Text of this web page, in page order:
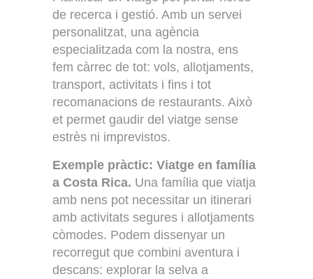
de recerca i gestió. Amb un servei
personalitzat, una agència
especialitzada com la nostra, ens
fem càrrec de tot: vols, allotjaments,
transport, activitats i fins i tot
recomanacions de restaurants. Això
et permet gaudir del viatge sense
estrès ni imprevistos.
Exemple pràctic: Viatge en família
a Costa Rica. Una família que viatja
amb nens pot necessitar un itinerari
amb activitats segures i allotjaments
còmodes. Podem dissenyar un
recorregut que combini aventura i
descans: explorar la selva a